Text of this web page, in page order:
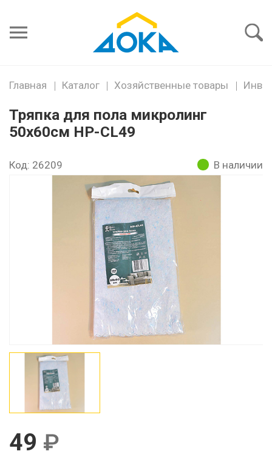
пароль
Главная Каталог Хозяйственные товары
Тряпка для пола микролинг
50х60см HP-CL49
Код: 26209 В наличии
49